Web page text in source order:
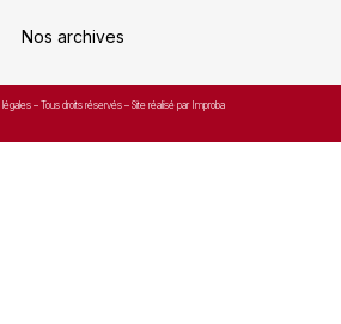
Nos archives
légales – Tous droits réservés – Site réalisé par Improba